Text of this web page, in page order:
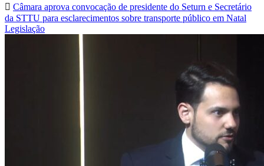
Câmara aprova convocação de presidente do Seturn e Secretário
da STTU para esclarecimentos sobre transporte público em Natal
Legislação